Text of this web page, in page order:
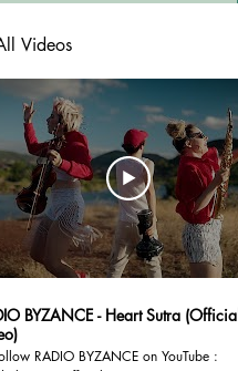
Videos
BYZANCE - Heart Sutra (Official
RADIO BYZANCE on YouTube :